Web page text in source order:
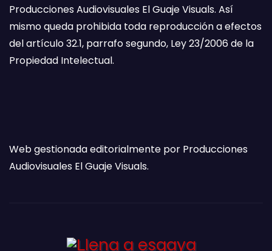
Producciones Audiovisuales El Guaje Visuals. Así
mismo queda prohibida toda reproducción a efectos
del artículo 32.1, parrafo segundo, Ley 23/2006 de la
Propiedad Intelectual.
Web gestionada editorialmente por Producciones
Audiovisuales El Guaje Visuals.